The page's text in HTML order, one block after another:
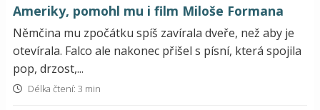
Ameriky, pomohl mu i film Miloše Formana
Němčina mu zpočátku spíš zavírala dveře, než aby je
otevírala. Falco ale nakonec přišel s písní, která spojila
pop, drzost,...
Délka čtení: 3 min